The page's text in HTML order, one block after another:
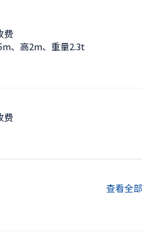
费
、高2m、重量2.3t
费
查看全部